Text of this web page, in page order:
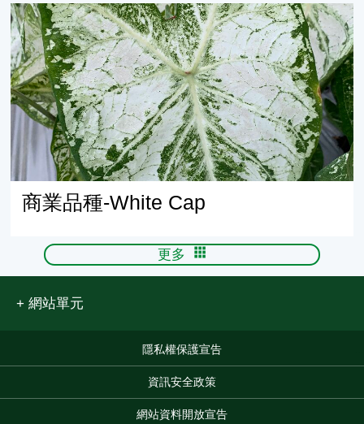
商業品種-White Cap
商業品種-White Cap
更多
網站單元
隱私權保護宣告
資訊安全政策
網站資料開放宣告